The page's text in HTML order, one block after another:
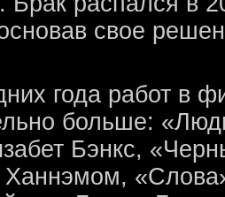
свое
года работ в
больше:
Бэнкс,